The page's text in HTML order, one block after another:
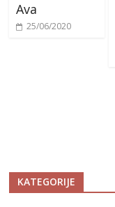
Ava
25/06/2020
KATEGORIJE